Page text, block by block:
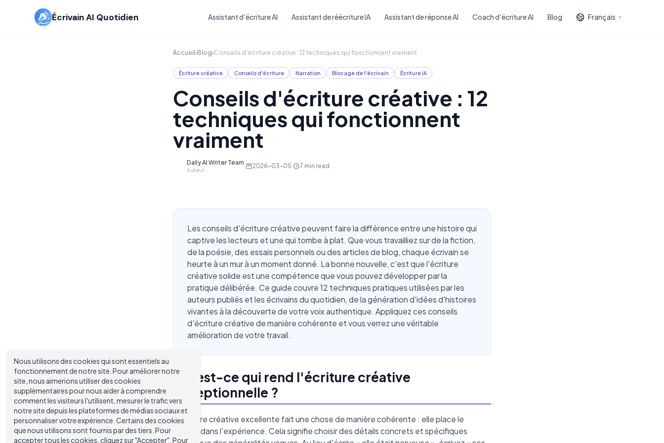
Écrivain AI Quotidien Assistant d'écriture AI Assistant de réécriture IA Assistant de réponse AI Coach d'écriture AI Blog Français
Accueil›Blog›Conseils d'écriture créative : 12 techniques qui fonctionnent vraiment
Écriture créative Conseils d'écriture Narration Blocage de l'écrivain Écriture IA
Conseils d'écriture créative : 12
techniques qui fonctionnent
vraiment
Daily AI Writer Team
Auteur
· 2026-03-05· 7 min read
Les conseils d'écriture créative peuvent faire la différence entre une histoire qui
captive les lecteurs et une qui tombe à plat. Que vous travailliez sur de la fiction,
de la poésie, des essais personnels ou des articles de blog, chaque écrivain se
heurte à un mur à un moment donné. La bonne nouvelle, c'est que l'écriture
créative solide est une compétence que vous pouvez développer par la
pratique délibérée. Ce guide couvre 12 techniques pratiques utilisées par les
auteurs publiés et les écrivains du quotidien, de la génération d'idées d'histoires
vivantes à la découverte de votre voix authentique. Appliquez ces conseils
d'écriture créative de manière cohérente et vous verrez une véritable
amélioration de votre travail.
Qu'est-ce qui rend l'écriture créative
exceptionnelle ?
L'écriture créative excellente fait une chose de manière cohérente : elle place le
lecteur dans l'expérience. Cela signifie choisir des détails concrets et spécifiques
Nous utilisons des cookies qui sont essentiels au
fonctionnement de notre site. Pour améliorer notre
site, nous aimerions utiliser des cookies
supplémentaires pour nous aider à comprendre
comment les visiteurs l'utilisent, mesurer le trafic vers
notre site depuis les plateformes de médias sociaux et
personnaliser votre expérience. Certains des cookies
que nous utilisons sont fournis par des tiers. Pour
accepter tous les cookies, cliquez sur "Accepter". Pour